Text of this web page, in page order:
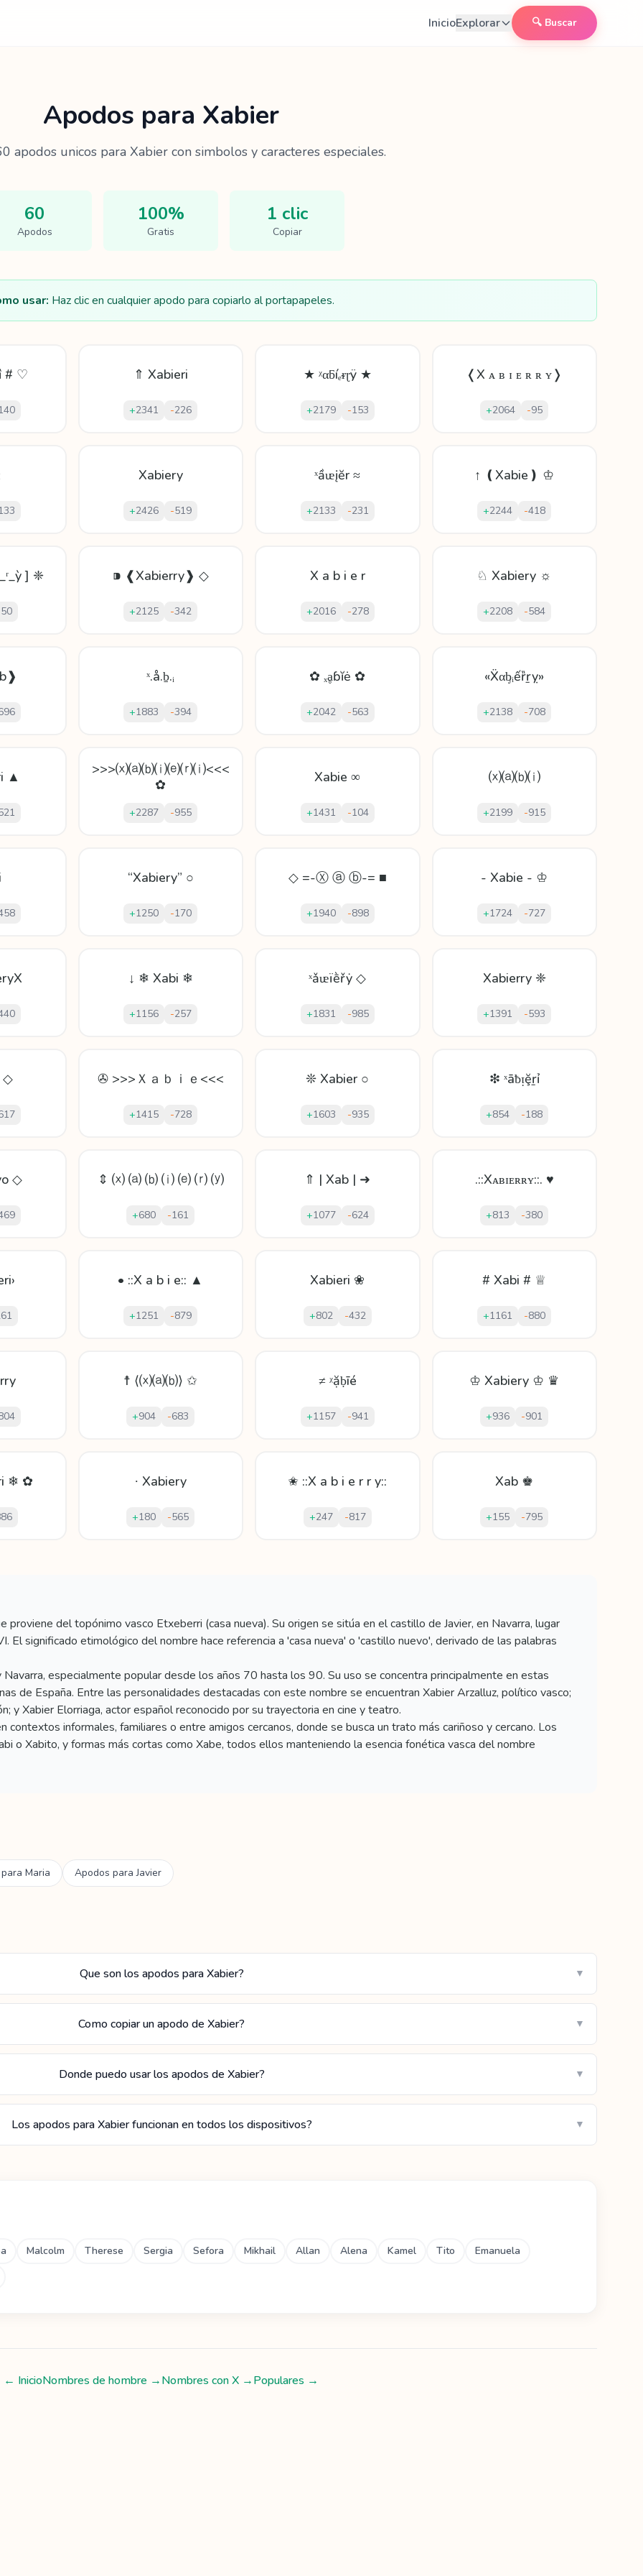
InicioExplorar 🔍 Buscar
Apodos para Xabier
apodos unicos para Xabier con simbolos y caracteres especiales.
60
Apodos
100%
Gratis
1 clic
Copiar
usar: Haz clic en cualquier apodo para copiarlo al portapapeles.
# ♡ ⇑ Xabieri
+2341 -226
★ ᵡαƃíₑᵲɽÿ ★
+2179 -153
❬X ᴀ ʙ ɪ ᴇ ʀ ʀ ʏ❭
+2064 -95
Xabiery
+2426 -519
ˣầᵫįĕr ≈
+2133 -231
↑ ❪Xabie❫ ♔
+2244 -418
] ❈
50
⁍ ❰Xabierry❱ ◇
+2125 -342
X a b i e r
+2016 -278
♘ Xabiery ☼
+2208 -584
ˣ.å.ḇ.ᵢ
+1883 -394
✿ ₓḁɓĭė ✿
+2042 -563
«Ẍαᶀᵢếȑṟỵ»
+2138 -708
▲
>>>⒳⒜⒝⒤⒠⒭⒤<<<
✿
+2287 -955
Xabie ∞
+1431 -104
⒳⒜⒝⒤
+2199 -915
“Xabiery” ○
+1250 -170
◇ =-Ⓧ ⓐ ⓑ-= ■
+1940 -898
- Xabie - ♔
+1724 -727
↓ ❄ Xabi ❄
+1156 -257
ˣǎᵫïḕřẏ ◇
+1831 -985
Xabierry ❈
+1391 -593
◇ ✇ >>>Ｘａｂｉｅ<<<
+1415 -728
❊ Xabier ○
+1603 -935
❇ ˣāƀᴉḝṟỉ
+854 -188
◇ ⇕ ⒳ ⒜ ⒝ ⒤ ⒠ ⒭ ⒴
+680 -161
⇑ | Xab | ➜
+1077 -624
.::Xᴀʙɪᴇʀʀʏ::. ♥
+813 -380
• ::X a b i e:: ▲
+1251 -879
Xabieri ❀
+802 -432
# Xabi # ♕
+1161 -880
☨ ⟨⒳⒜⒝⟩ ✩
+904 -683
≠ ᵡặḅīé
+1157 -941
♔ Xabiery ♔ ♛
+936 -901
❄ ✿ ∙ Xabiery
+180 -565
✬ ::X a b i e r r y::
+247 -817
Xab ♚
+155 -795
proviene del topónimo vasco Etxeberri (casa nueva). Su origen se sitúa en el castillo de Javier, en Navarra, lugar
El significado etimológico del nombre hace referencia a 'casa nueva' o 'castillo nuevo', derivado de las palabras
especialmente popular desde los años 70 hasta los 90. Su uso se concentra principalmente en estas
de España. Entre las personalidades destacadas con este nombre se encuentran Xabier Arzalluz, político vasco;
y Xabier Elorriaga, actor español reconocido por su trayectoria en cine y teatro.
informales, familiares o entre amigos cercanos, donde se busca un trato más cariñoso y cercano. Los
o Xabito, y formas más cortas como Xabe, todos ellos manteniendo la esencia fonética vasca del nombre
Maria Apodos paraJavier
Que son los apodos para Xabier? ▼
Como copiar un apodo de Xabier? ▼
Donde puedo usar los apodos de Xabier? ▼
Los apodos para Xabier funcionan en todos los dispositivos? ▼
Malcolm Therese Sergia Sefora Mikhail Allan Alena Kamel Tito Emanuela
← InicioNombres de hombre →Nombres conX→Populares →